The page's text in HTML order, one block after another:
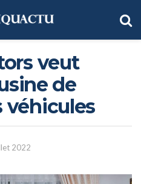
veut
de
véhicules
2022